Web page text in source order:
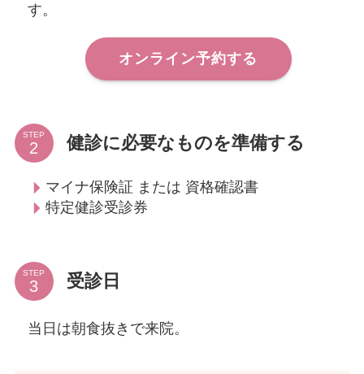
す。
オンライン予約する
STEP 健診に必要なものを準備する
マイナ保険証 または 資格確認書
特定健診受診券
STEP 受診日
当日は朝食抜きで来院。